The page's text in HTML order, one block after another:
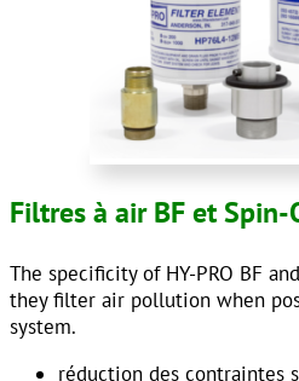
Filtres à air BF et Spin-
The specificity of HY-PRO BF
they filter air pollution when
system.
réduction des contraintes